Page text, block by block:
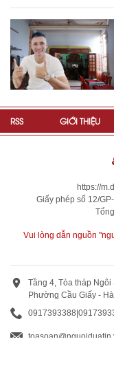
RSS GIỚI THIỆU
https://
Giấy phép số 12/
Vui lòng dẫn nguồn
Tầng 4, Tòa tháp
Phường Cầu Giấy -
0917393388|